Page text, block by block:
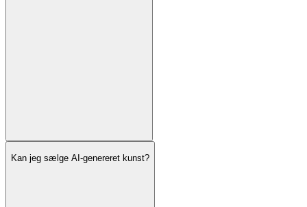
Kan jeg sælge AI-genereret kunst?